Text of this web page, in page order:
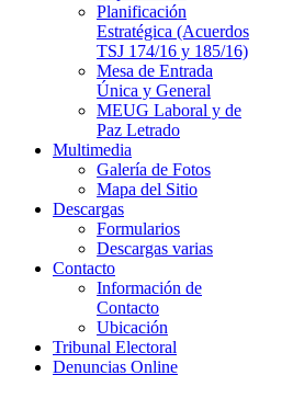
Planificación
Estratégica (Acuerdos
TSJ 174/16 y 185/16)
Mesa de Entrada
Única y General
MEUG Laboral y de
Paz Letrado
Multimedia
Galería de Fotos
Mapa del Sitio
Descargas
Formularios
Descargas varias
Contacto
Información de
Contacto
Ubicación
Tribunal Electoral
Denuncias Online